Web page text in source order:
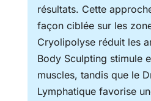
résultats. Cette
façon ciblée sur les
Cryolipolyse réduit les
Body Sculpting stimule
muscles, tandis que le
Lymphatique favorise